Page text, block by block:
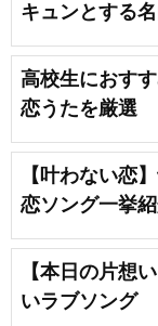
キュンとする
高校生におす
恋うたを厳選
【叶わない恋
恋ソング一挙
【本日の片想
いラブソング